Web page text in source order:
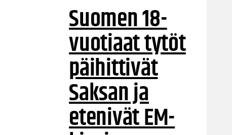
Suomen 18-
vuotiaat tytöt
päihittivät
Saksan ja
etenivät EM-